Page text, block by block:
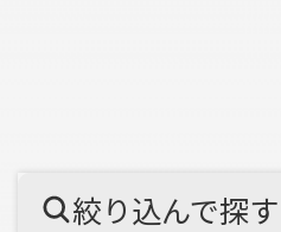
絞り込んで探す